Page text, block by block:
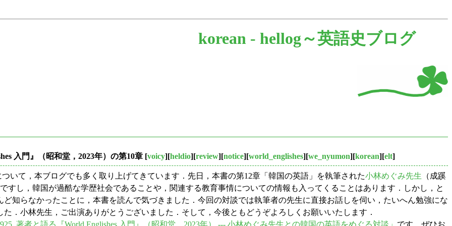
korean - hellog～英語史ブログ
入門』（昭和堂，2023年）の第10章 [voicy][heldio][review][notice][world_englishes][we_nyumon][korean][elt]
ついて，本ブログでも多く取り上げてきています．先日，本書の第12章「韓国の英語」を執筆された小林めぐみ先生 （成蹊
すし，韓国が過酷な学歴社会であることや，関連する教育事情についての情報も入ってくることはあります．しかし，と
知らなかったことに，本書を読んで気づきました．今回の対談では執筆者の先生に直接お話しを伺い，たいへん勉強にな
．小林先生，ご出演ありがとうございました．そして，今後ともどうぞよろしくお願いいたします．